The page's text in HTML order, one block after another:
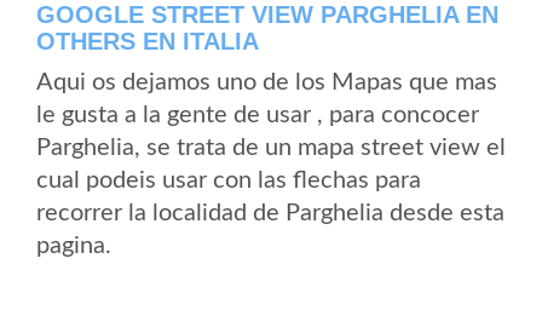
GOOGLE STREET VIEW PARGHELIA EN
OTHERS EN ITALIA
Aqui os dejamos uno de los Mapas que mas
le gusta a la gente de usar , para concocer
Parghelia, se trata de un mapa street view el
cual podeis usar con las flechas para
recorrer la localidad de Parghelia desde esta
pagina.